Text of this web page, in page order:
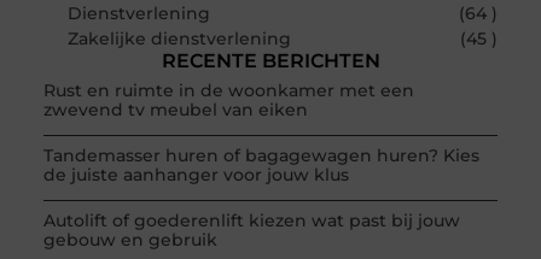
Dienstverlening
(64 )
Zakelijke dienstverlening
(45 )
RECENTE BERICHTEN
Rust en ruimte in de woonkamer met een
zwevend tv meubel van eiken
Tandemasser huren of bagagewagen huren? Kies
de juiste aanhanger voor jouw klus
Autolift of goederenlift kiezen wat past bij jouw
gebouw en gebruik